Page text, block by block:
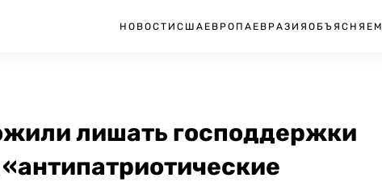
НОВОСТИ США ЕВРОПА ЕВРАЗИЯ ОБЪЯСНЯЕМ
лишать господдержки